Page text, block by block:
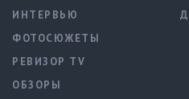
ИНТЕРВЬЮ
ФОТОСЮЖЕТЫ
РЕВИЗОР TV
ОБЗОРЫ